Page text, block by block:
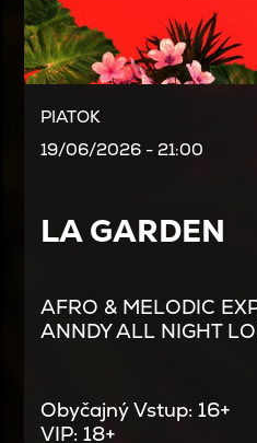
PIATOK
19/06/2026 - 21:00
LA GARDEN
AFRO & MELODIC
ANNDY ALL NIGHT
Obyčajný Vstup: 16+
VIP: 18+